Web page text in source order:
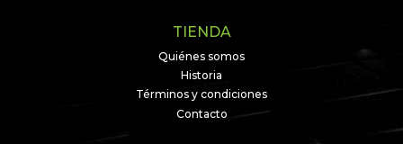
TIENDA
Quiénes somos
Historia
Términos y condiciones
Contacto